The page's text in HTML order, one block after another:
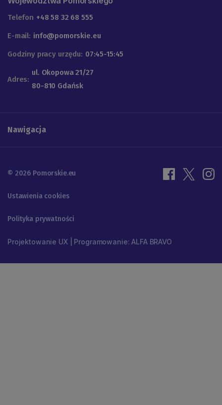
Telefon +48 58 32 68 555
E-mail: info@pomorskie.eu
Godziny pracy urzędu: 07:45-15:45
Adres:
ul. Okopowa 21/27
80-810 Gdańsk
Nawigacja
© 2026 Pomorskie.eu
Ustawienia cookies
Polityka prywatności
Projektowanie UX | Programowanie: ALFA BRAVO